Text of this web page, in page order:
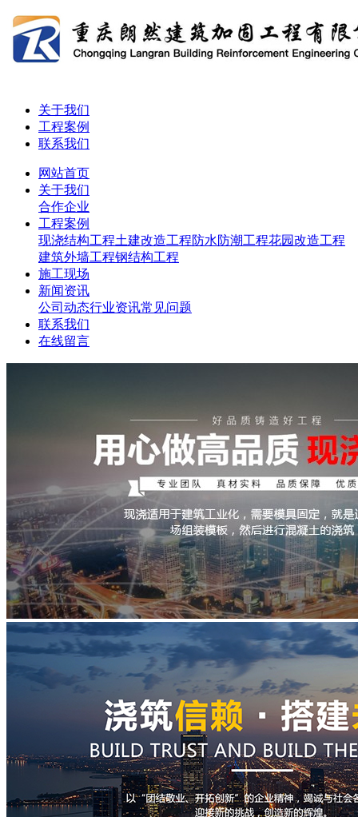
关于我们
工程案例
联系我们
网站首页
关于我们
合作企业
工程案例
现浇结构工程土建改造工程防水防潮工程花园改造工程
建筑外墙工程钢结构工程
施工现场
新闻资讯
公司动态行业资讯常见问题
联系我们
在线留言